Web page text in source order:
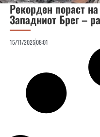
Рекорден пораст
Западниот Брег –
15/11/202508:01